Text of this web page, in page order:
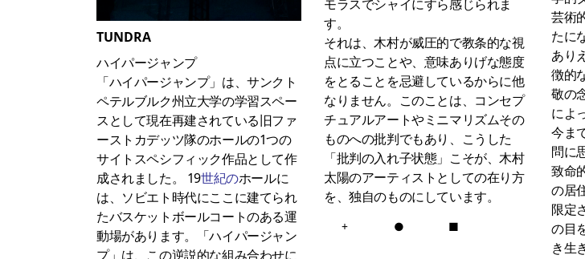
TUNDRA
ハイパージャンプ
「ハイパージャンプ」は、サンクト
ペテルブルク州立大学の学習スペー
スとして現在再建されている旧ファ
ーストカデッツ隊のホールの1つの
サイトスペシフィック作品として作
成されました。 19世紀のホールに
は、ソビエト時代にここに建てられ
たバスケットボールコートのある運
動場があります。「ハイパージャン
プ」は、この逆説的な組み合わせに
モラスでシャイにすら感じられま
す。
それは、木村が威圧的で教条的な視
点に立つことや、意味ありげな態度
をとることを忌避しているからに他
なりません。このことは、コンセプ
チュアルアートやミニマリズムその
ものへの批判でもあり、こうした
「批判の入れ子状態」こそが、木村
太陽のアーティストとしての在り方
を、独自のものにしています。
+ ● ■
芸術
たに
あり
徴的
敬の
によ
今ま
問に
致命
の居
限定
の目
き生